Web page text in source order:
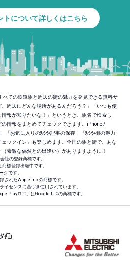
トについて詳しくはこちら
べての鉄道駅と周辺の街の魅力を発見できる無料サ
周辺にどんな場所があるんだろう？」「いつも使
報が知りたいな！」というとき、駅名で検索し
情報をまとめてチェックできます。iPhone /
「お気に入りの駅や記事の保存」「駅や街の魅力
ックイン」も楽しめます。全国の駅と街で、あな
素敵な偶然との出逢い）がありますように！
社の登録商標です。
商標登録出願中です。
クです。
されたApple Inc.の商標です。
イセンスに基づき使用されています。
Playロゴ」はGoogle LLCの商標です。